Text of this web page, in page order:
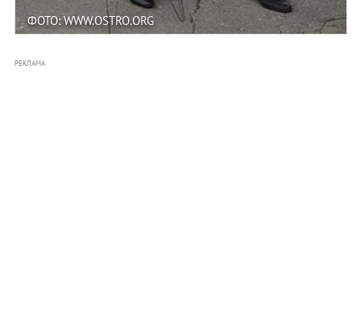
ФОТО: WWW.OSTRO.ORG
РЕКЛАМА